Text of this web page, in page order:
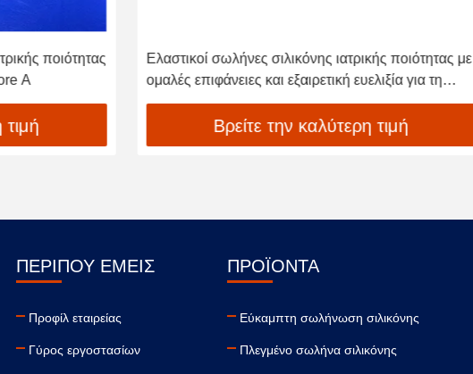
ποιότητας
A
τιμή
Ελαστικοί σωλήνες σιλικόνης ιατρικής ποιότητας με
ομαλές επιφάνειες και εξαιρετική ευελιξία για τη
μεταφορά υγρών
Βρείτε την καλύτερη τιμή
ΠΕΡΊΠΟΥ ΕΜΕΊΣ
Προφίλ εταιρείας
Γύρος εργοστασίων
ΠΡΟΪΌΝΤΑ
Εύκαμπτη σωλήνωση σιλικόνης
Πλεγμένο σωλήνα σιλικόνης